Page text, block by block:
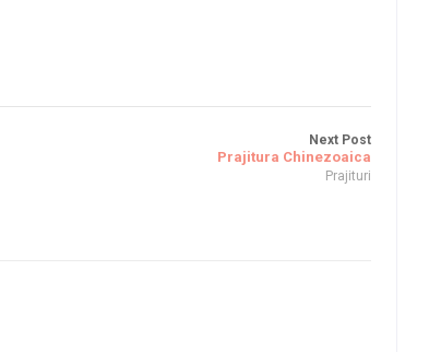
Next Post
Prajitura Chinezoaica
Prajituri